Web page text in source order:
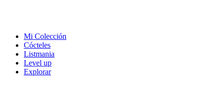
Mi Colección
Cócteles
Listmania
Level up
Explorar